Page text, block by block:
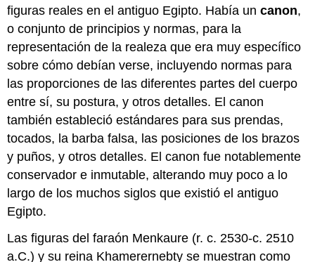
figuras reales en el antiguo Egipto. Había uncanon,
o conjunto de principios y normas, para la
representación de la realeza que era muy específico
sobre cómo debían verse, incluyendo normas para
las proporciones de las diferentes partes del cuerpo
entre sí, su postura, y otros detalles. El canon
también estableció estándares para sus prendas,
tocados, la barba falsa, las posiciones de los brazos
y puños, y otros detalles. El canon fue notablemente
conservador e inmutable, alterando muy poco a lo
largo de los muchos siglos que existió el antiguo
Egipto.
Las figuras del faraón Menkaure (r. c. 2530-c. 2510
a.C.) y su reina Khamerernebty se muestran como